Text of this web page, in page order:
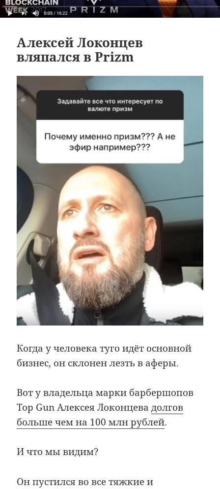
Алексей Локонцев
вляпался в Prizm
Когда у человека туго идёт основной
бизнес, он склонен лезть в аферы.
Вот у владельца марки барбершопов
Top Gun Алексея Локонцевадолгов
больше чем на 100 млн рублей.
И что мы видим?
Он пустился во все тяжкие и